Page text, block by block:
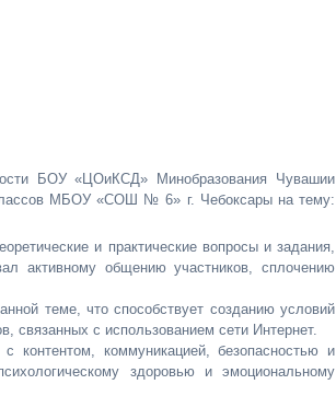
БОУ «ЦОиКСД» Минобразования Чувашии
МБОУ «СОШ № 6» г. Чебоксары на тему:
и практические вопросы и задания,
активному общению участников, сплочению
теме, что способствует созданию условий
связанных с использованием сети Интернет.
контентом, коммуникацией, безопасностью и
здоровью и эмоциональному